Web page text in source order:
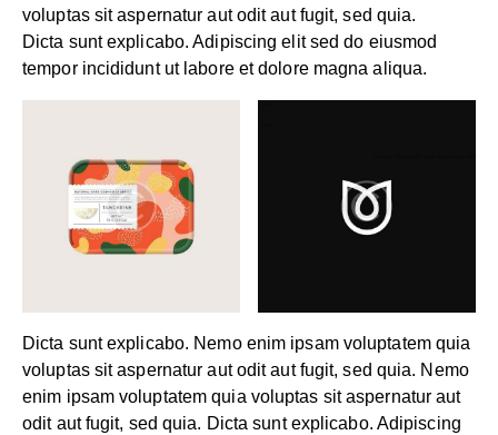
voluptas sit aspernatur aut odit aut fugit, sed quia.
Dicta sunt explicabo. Adipiscing elit sed do eiusmod
tempor incididunt ut labore et dolore magna aliqua.
Dicta sunt explicabo. Nemo enim ipsam voluptatem quia
voluptas sit aspernatur aut odit aut fugit, sed quia. Nemo
enim ipsam voluptatem quia voluptas sit aspernatur aut
odit aut fugit, sed quia. Dicta sunt explicabo. Adipiscing